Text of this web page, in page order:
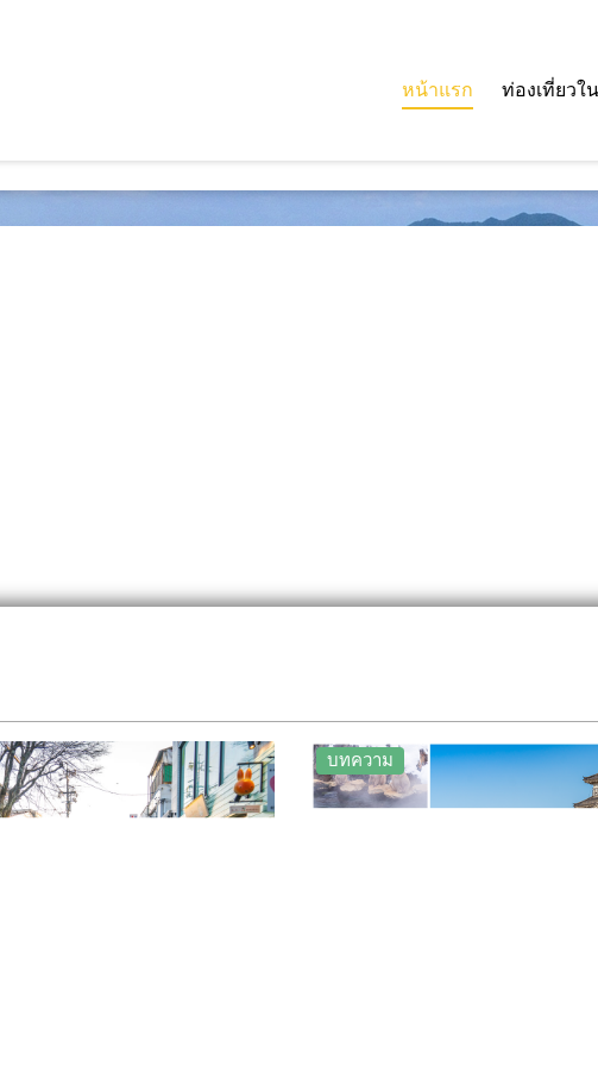
หน้าแรก ท่องเที่ยวใ
บทความ